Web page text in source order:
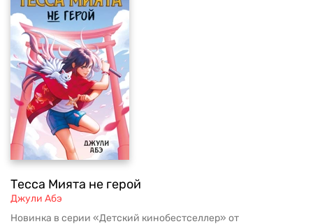
Тесса Мията не герой
Джули Абэ
Новинка в серии «Детский кинобестселлер» от